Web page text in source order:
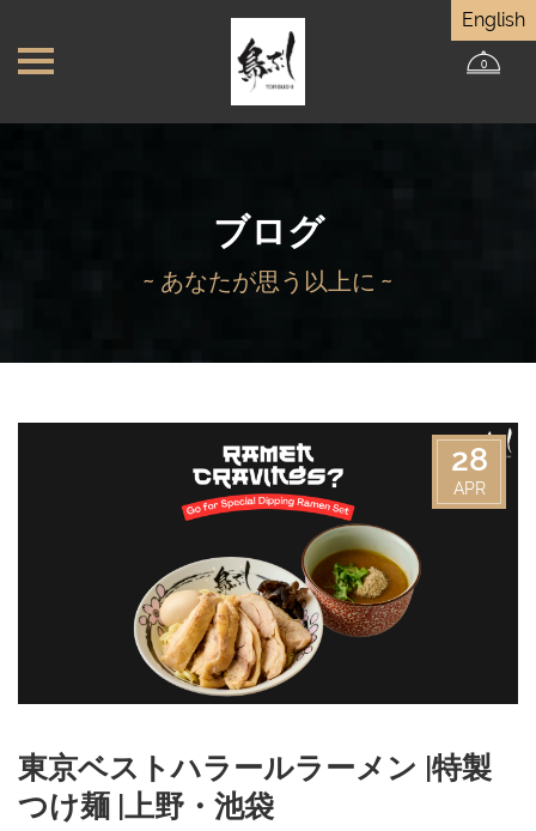
English
0
ブログ
~ あなたが思う以上に ~
28
APR
東京ベストハラールラーメン |特製
つけ麺 |上野・池袋